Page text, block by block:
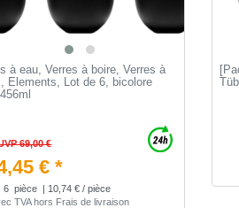
à eau, Verres à boire, Verres à
Elements, Lot de 6, bicolore
69,00 €
€ *
6 pièce
| 10,74 € / pièce
TVAhors Frais de livraison